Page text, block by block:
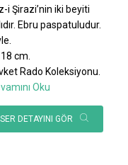
i Şirazi’nin iki beyiti
Ebru paspatuludur.
cm.
Rado Koleksiyonu.
Oku
DETAYINI GÖR